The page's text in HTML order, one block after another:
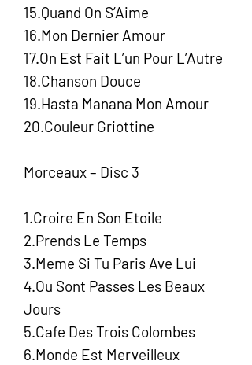
15.Quand On S’Aime
16.Mon Dernier Amour
17.On Est Fait L’un Pour L’Autre
18.Chanson Douce
19.Hasta Manana Mon Amour
20.Couleur Griottine
Morceaux – Disc 3
1.Croire En Son Etoile
2.Prends Le Temps
3.Meme Si Tu Paris Ave Lui
4.Ou Sont Passes Les Beaux
Jours
5.Cafe Des Trois Colombes
6.Monde Est Merveilleux